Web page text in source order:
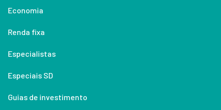
Economia
Renda fixa
Especialistas
Especiais SD
Guias de investimento